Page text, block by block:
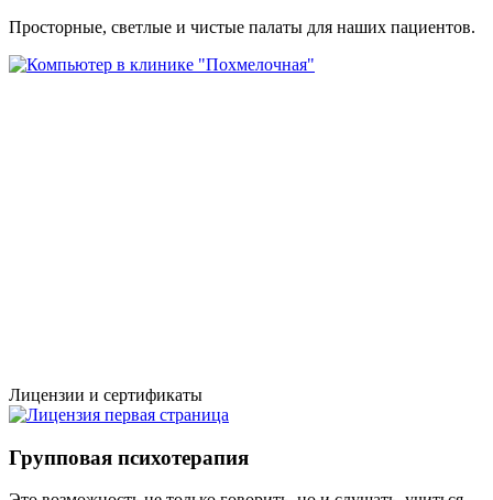
Просторные, светлые и чистые палаты для наших пациентов.
Лицензии и сертификаты
Групповая психотерапия